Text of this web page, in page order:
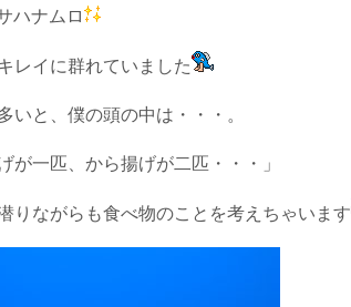
ハナムロ
レイに群れていました
いと、僕の頭の中は・・・。
が一匹、から揚げが二匹・・・」
りながらも食べ物のことを考えちゃいます